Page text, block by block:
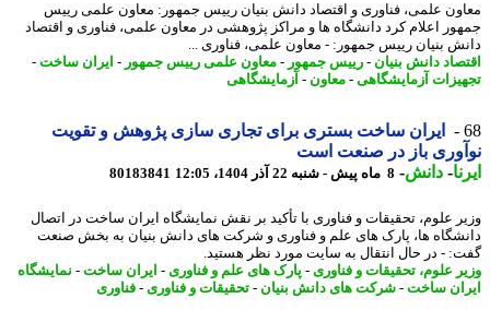
علمی، فناوری و اقتصاد دانش بنیان رییس جمهور: معاون علمی رییس
اعلام کرد دانشگاه ها و مراکز پژوهشی در معاون علمی، فناوری و اقتصاد
بنیان رییس جمهور: - معاون علمی، فناوری ...
دانش بنیان-رییس جمهور-معاون علمی رییس جمهور-ایران ساخت-
آزمایشگاهی-معاون-آزمایشگاهی
ایران ساخت بستری برای تجاری سازی پژوهش و تقویت
باز در صنعت است
-دانش -8 ماه پیش - شنبه 22 آذر 1404، 12:05 80183841
علوم، تحقیقات و فناوری با تأکید بر نقش نمایشگاه ایران ساخت در اتصال
ها، پارک های علم و فناوری و شرکت های دانش بنیان به بخش صنعت
- در ﺣﺎل اﻧﺘﻘﺎل ﺑﻪ ﺳﺎﯾﺖ ﻣﻮرد ﻧﻈﺮ ﻫﺴﺘﯿﺪ.
علوم، تحقیقات و فناوری- پارک های علم و فناوری- ایران ساخت-نمایشگاه
ساخت-شرکت های دانش بنیان-تحقیقات و فناوری- فناوری